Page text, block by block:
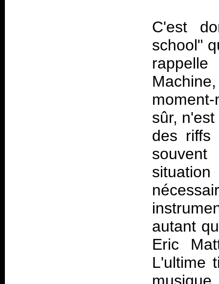
C'est
school"
sûr,
des riffs
autant
Eric
L'ultime